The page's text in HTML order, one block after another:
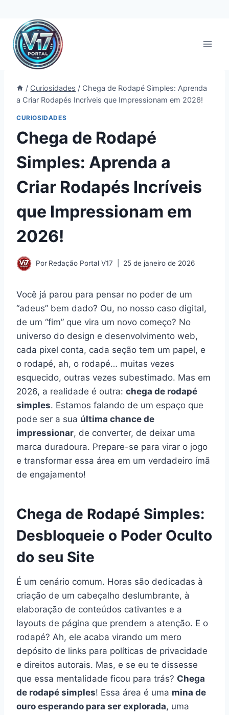
Pular
para
Conteúdo
/ Curiosidades / Chega de Rodapé Simples: Aprenda
a Criar Rodapés Incríveis que Impressionam em 2026!
CURIOSIDADES
Chega de Rodapé
Simples: Aprenda a
Criar Rodapés Incríveis
que Impressionam em
2026!
Por Redação Portal V17 25 de janeiro de 2026
Você já parou para pensar no poder de um
“adeus” bem dado? Ou, no nosso caso digital,
de um “fim” que vira um novo começo? No
universo do design e desenvolvimento web,
cada pixel conta, cada seção tem um papel, e
o rodapé, ah, o rodapé… muitas vezes
esquecido, outras vezes subestimado. Mas em
2026, a realidade é outra: chega de rodapé
simples. Estamos falando de um espaço que
pode ser a sua última chance de
impressionar, de converter, de deixar uma
marca duradoura. Prepare-se para virar o jogo
e transformar essa área em um verdadeiro ímã
de engajamento!
Chega de Rodapé Simples:
Desbloqueie o Poder Oculto
do seu Site
É um cenário comum. Horas são dedicadas à
criação de um cabeçalho deslumbrante, à
elaboração de conteúdos cativantes e a
layouts de página que prendem a atenção. E o
rodapé? Ah, ele acaba virando um mero
depósito de links para políticas de privacidade
e direitos autorais. Mas, e se eu te dissesse
que essa mentalidade ficou para trás? Chega
de rodapé simples! Essa área é uma mina de
ouro esperando para ser explorada, uma